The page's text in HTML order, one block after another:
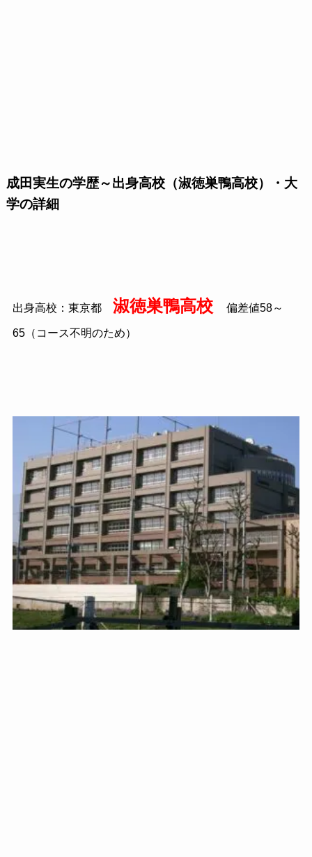
成田実生の学歴～出身高校（淑徳巣鴨高校）・大
学の詳細
出身高校：東京都 淑徳巣鴨高校 偏差値58～
65（コース不明のため）